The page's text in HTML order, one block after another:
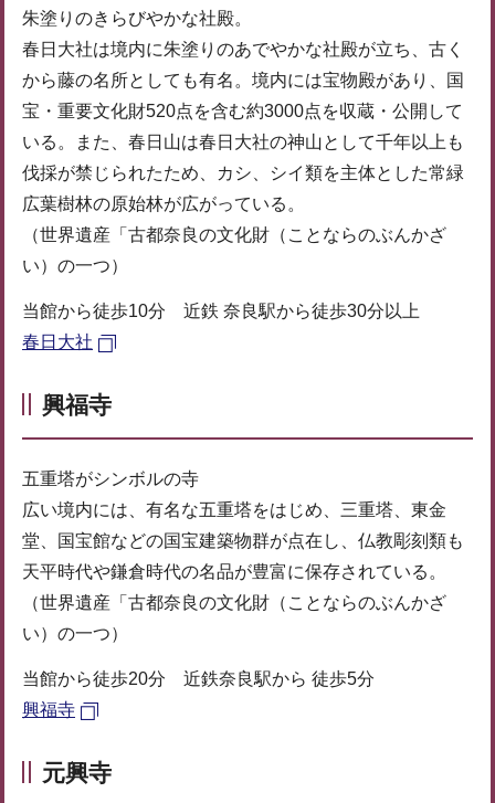
朱塗りのきらびやかな社殿。
春日大社は境内に朱塗りのあでやかな社殿が立ち、古く
から藤の名所としても有名。境内には宝物殿があり、国
宝・重要文化財520点を含む約3000点を収蔵・公開して
いる。また、春日山は春日大社の神山として千年以上も
伐採が禁じられたため、カシ、シイ類を主体とした常緑
広葉樹林の原始林が広がっている。
（世界遺産「古都奈良の文化財（ことならのぶんかざ
い）の一つ）
当館から徒歩10分 近鉄 奈良駅から徒歩30分以上
春日大社
興福寺
五重塔がシンボルの寺
広い境内には、有名な五重塔をはじめ、三重塔、東金
堂、国宝館などの国宝建築物群が点在し、仏教彫刻類も
天平時代や鎌倉時代の名品が豊富に保存されている。
（世界遺産「古都奈良の文化財（ことならのぶんかざ
い）の一つ）
当館から徒歩20分 近鉄奈良駅から 徒歩5分
興福寺
元興寺